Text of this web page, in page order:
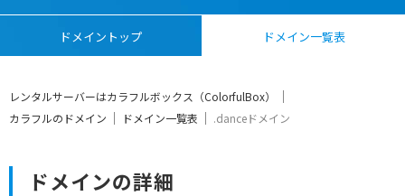
ドメイントップ ドメイン一覧表
レンタルサーバーはカラフルボックス（ColorfulBox）
カラフルのドメイン
ドメイン一覧表 .danceドメイン
ドメインの詳細